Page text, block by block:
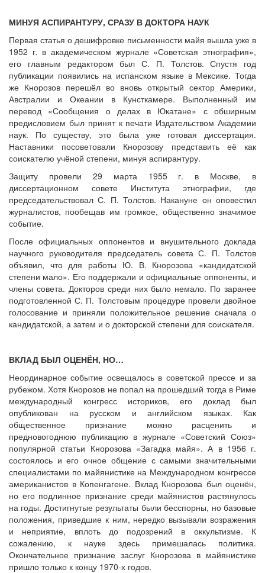
МИНУЯ АСПИРАНТУРУ, СРАЗУ В ДОКТОРА НАУК
Первая статья о дешифровке письменности майя вышла уже в
1952 г. в академическом журнале «Советская этнография»,
его главным редактором был С. П. Толстов. Спустя год
публикации появились на испанском языке в Мексике. Тогда
же Кнорозов перешёл во вновь открытый сектор Америки,
Австралии и Океании в Кунсткамере. Выполненный им
перевод «Сообщения о делах в Юкатане» с обширным
предисловием был принят к печати Издательством Академии
наук. По существу, это была уже готовая диссертация.
Наставники посоветовали Кнорозову представить её как
соискателю учёной степени, минуя аспирантуру.
Защиту провели 29 марта 1955 г. в Москве, в
диссертационном совете Института этнографии, где
председательствовал С. П. Толстов. Накануне он оповестил
журналистов, пообещав им громкое, общественно значимое
событие.
После официальных оппонентов и внушительного доклада
научного руководителя председатель совета С. П. Толстов
объявил, что для работы Ю. В. Кнорозова «кандидатской
степени мало». Его поддержали и официальные оппоненты, и
члены совета. Докторов среди них было немало. По заранее
подготовленной С. П. Толстовым процедуре провели двойное
голосование и приняли положительное решение сначала о
кандидатской, а затем и о докторской степени для соискателя.
ВКЛАД БЫЛ ОЦЕНЁН, НО…
Неординарное событие освещалось в советской прессе и за
рубежом. Хотя Кнорозов не попал на прошедший тогда в Риме
международный конгресс историков, его доклад был
опубликован на русском и английском языках. Как
общественное признание можно расценить и
предновогоднюю публикацию в журнале «Советский Союз»
популярной статьи Кнорозова «Загадка майя». А в 1956 г.
состоялось и его очное общение с самыми значительными
специалистами по майянистике на Международном конгрессе
американистов в Копенгагене. Вклад Кнорозова был оценён,
но его подлинное признание среди майянистов растянулось
на годы. Достигнутые результаты были бесспорны, но базовые
положения, приведшие к ним, нередко вызывали возражения
и неприятие, вплоть до подозрений в оккультизме. К
сожалению, к науке здесь примешалась политика.
Окончательное признание заслуг Кнорозова в майянистике
пришло только к концу 1970-х годов.